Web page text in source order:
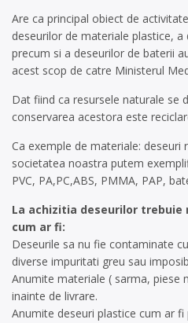
Are ca principal obiect de
deseurilor de materiale plastice,
precum si a deseurilor de baterii
acest scop de catre Ministerul
Dat fiind ca resursele naturale se
conservarea acestora este
Ca exemple de materiale: deseuri
societatea noastra putem
PVC, PA,PC,ABS, PMMA, PAP,
La achizitia deseurilor
cum ar fi:
Deseurile sa nu fie contaminate
diverse impuritati greu sau
Anumite materiale ( sarma, piese
inainte de livrare.
Anumite deseuri plastice cum ar